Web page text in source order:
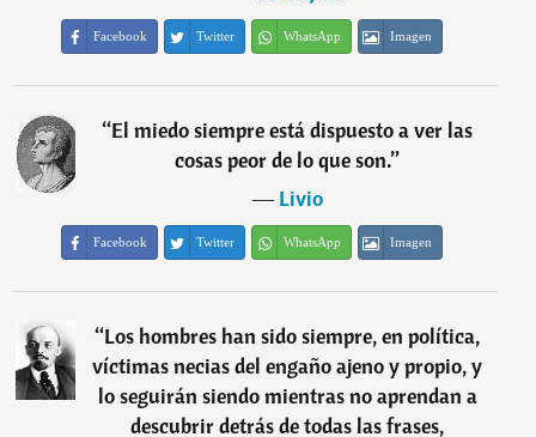
Facebook Twitter WhatsApp Imagen
“El miedo siempre está dispuesto a ver las
cosas peor de lo que son.”
―Livio
Facebook Twitter WhatsApp Imagen
“Los hombres han sido siempre, en política,
víctimas necias del engaño ajeno y propio, y
lo seguirán siendo mientras no aprendan a
descubrir detrás de todas las frases,